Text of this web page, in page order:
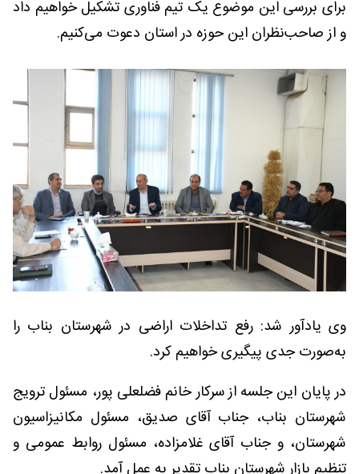
برای بررسی این موضوع یک تیم فناوری تشکیل خواهیم داد
و از صاحب‌نظران این حوزه در استان دعوت می‌کنیم.
وی یادآور شد: رفع تداخلات اراضی در شهرستان بناب را
به‌صورت جدی پیگیری خواهیم کرد.
در پایان این جلسه از سرکار خانم فضلعلی پور، مسئول ترویج
شهرستان بناب، جناب آقای صدیق، مسئول مکانیزاسیون
شهرستان، و جناب آقای غلامزاده، مسئول روابط عمومی و
تنظیم بازار شهرستان بناب تقدیر به عمل آمد.